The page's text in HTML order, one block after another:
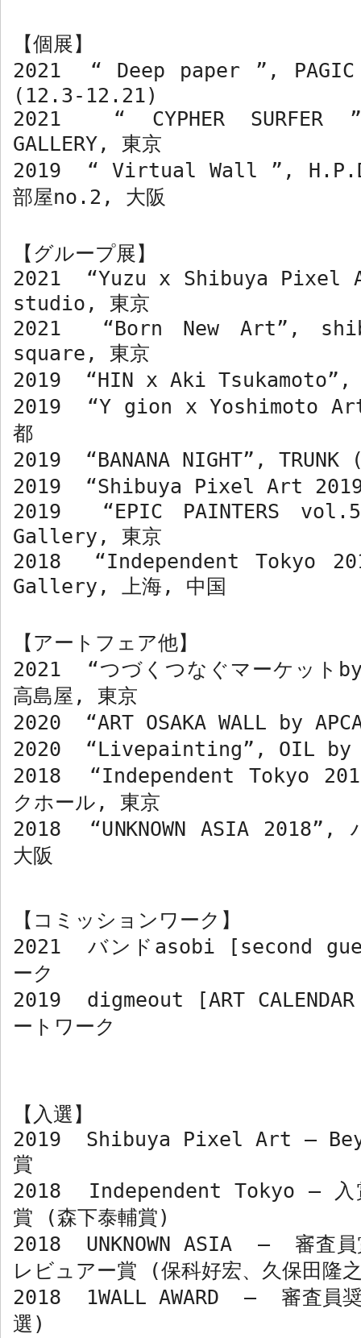
【個展】
2021 “ Deep paper ”,
(12.3-12.21)
2021 “ CYPHER SURFER
GALLERY, 東京
2019 “ Virtual Wall ”,
部屋no.2, 大阪
【グループ展】
2021 “Yuzu x Shibuya Pixel
studio, 東京
2021 “Born New Art”,
square, 東京
2019 “HIN x Aki
2019 “Y gion x Yoshimoto
都
2019 “BANANA NIGHT”,
2019 “Shibuya Pixel Art
2019 “EPIC PAINTERS
Gallery, 東京
2018 “Independent Tokyo
Gallery, 上海 , 中国
【アートフェア他】
2021 “つづくつなぐマーケット
高島屋 , 東京
2020 “ART OSAKA WALL by
2020 “Livepainting”, OIL
2018 “Independent Tokyo
クホール , 東京
2018 “UNKNOWN ASIA 2018”,
大阪
【コミッションワーク】
2021バンド asobi [second
ーク
2019 digmeout [ART
ートワーク
【入選】
2019 Shibuya Pixel Art –
賞
2018 Independent Tokyo –
賞
(森下泰輔賞)
2018 UNKNOWN ASIA – 審査
レビュアー賞
(保科好宏、久保田隆
2018 1WALL AWARD – 審査員
選 )